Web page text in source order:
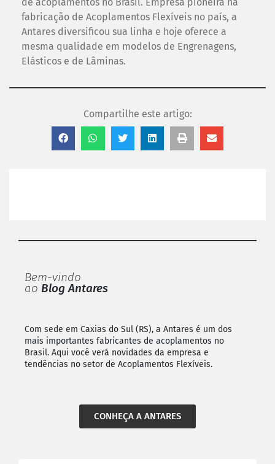
fabricação de Acoplamentos Flexíveis no país, a
Antares diversificou sua linha e hoje oferece a
mesma qualidade em modelos de Engrenagens,
Elásticos e de Lâminas.
Compartilhe este artigo:
Bem-vindo
ao Blog Antares
Com sede em Caxias do Sul (RS), a Antares é um dos
mais importantes fabricantes de acoplamentos no
Brasil. Aqui você verá novidades da empresa e
tendências no setor de Acoplamentos Flexíveis.
CONHEÇA A ANTARES